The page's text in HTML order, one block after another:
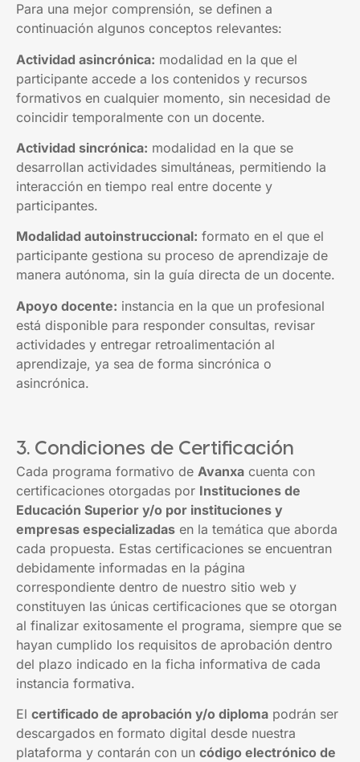
Para una mejor comprensión, se definen a
continuación algunos conceptos relevantes:
Actividad asincrónica: modalidad en la que el
participante accede a los contenidos y recursos
formativos en cualquier momento, sin necesidad de
coincidir temporalmente con un docente.
Actividad sincrónica: modalidad en la que se
desarrollan actividades simultáneas, permitiendo la
interacción en tiempo real entre docente y
participantes.
Modalidad autoinstruccional: formato en el que el
participante gestiona su proceso de aprendizaje de
manera autónoma, sin la guía directa de un docente.
Apoyo docente: instancia en la que un profesional
está disponible para responder consultas, revisar
actividades y entregar retroalimentación al
aprendizaje, ya sea de forma sincrónica o
asincrónica.
3. Condiciones de Certificación
Cada programa formativo de Avanxa cuenta con
certificaciones otorgadas por Instituciones de
Educación Superior y/o por instituciones y
empresas especializadas en la temática que aborda
cada propuesta. Estas certificaciones se encuentran
debidamente informadas en la página
correspondiente dentro de nuestro sitio web y
constituyen las únicas certificaciones que se otorgan
al finalizar exitosamente el programa, siempre que se
hayan cumplido los requisitos de aprobación dentro
del plazo indicado en la ficha informativa de cada
instancia formativa.
El certificado de aprobación y/o diploma podrán ser
descargados en formato digital desde nuestra
plataforma y contarán con un código electrónico de